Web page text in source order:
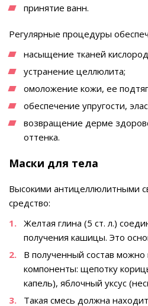
принятие ванн.
Регулярные процедуры
насыщение тканей
устранение целлюлита;
омоложение кожи, ее
обеспечение упругости,
возвращение дерме
оттенка.
Маски для тела
Высокими антицеллюлитными
средство:
Желтая глина (5 ст. л.)
получения кашицы. Это
В полученный состав
компоненты: щепотку
капель), яблочный уксус
Такая смесь должна